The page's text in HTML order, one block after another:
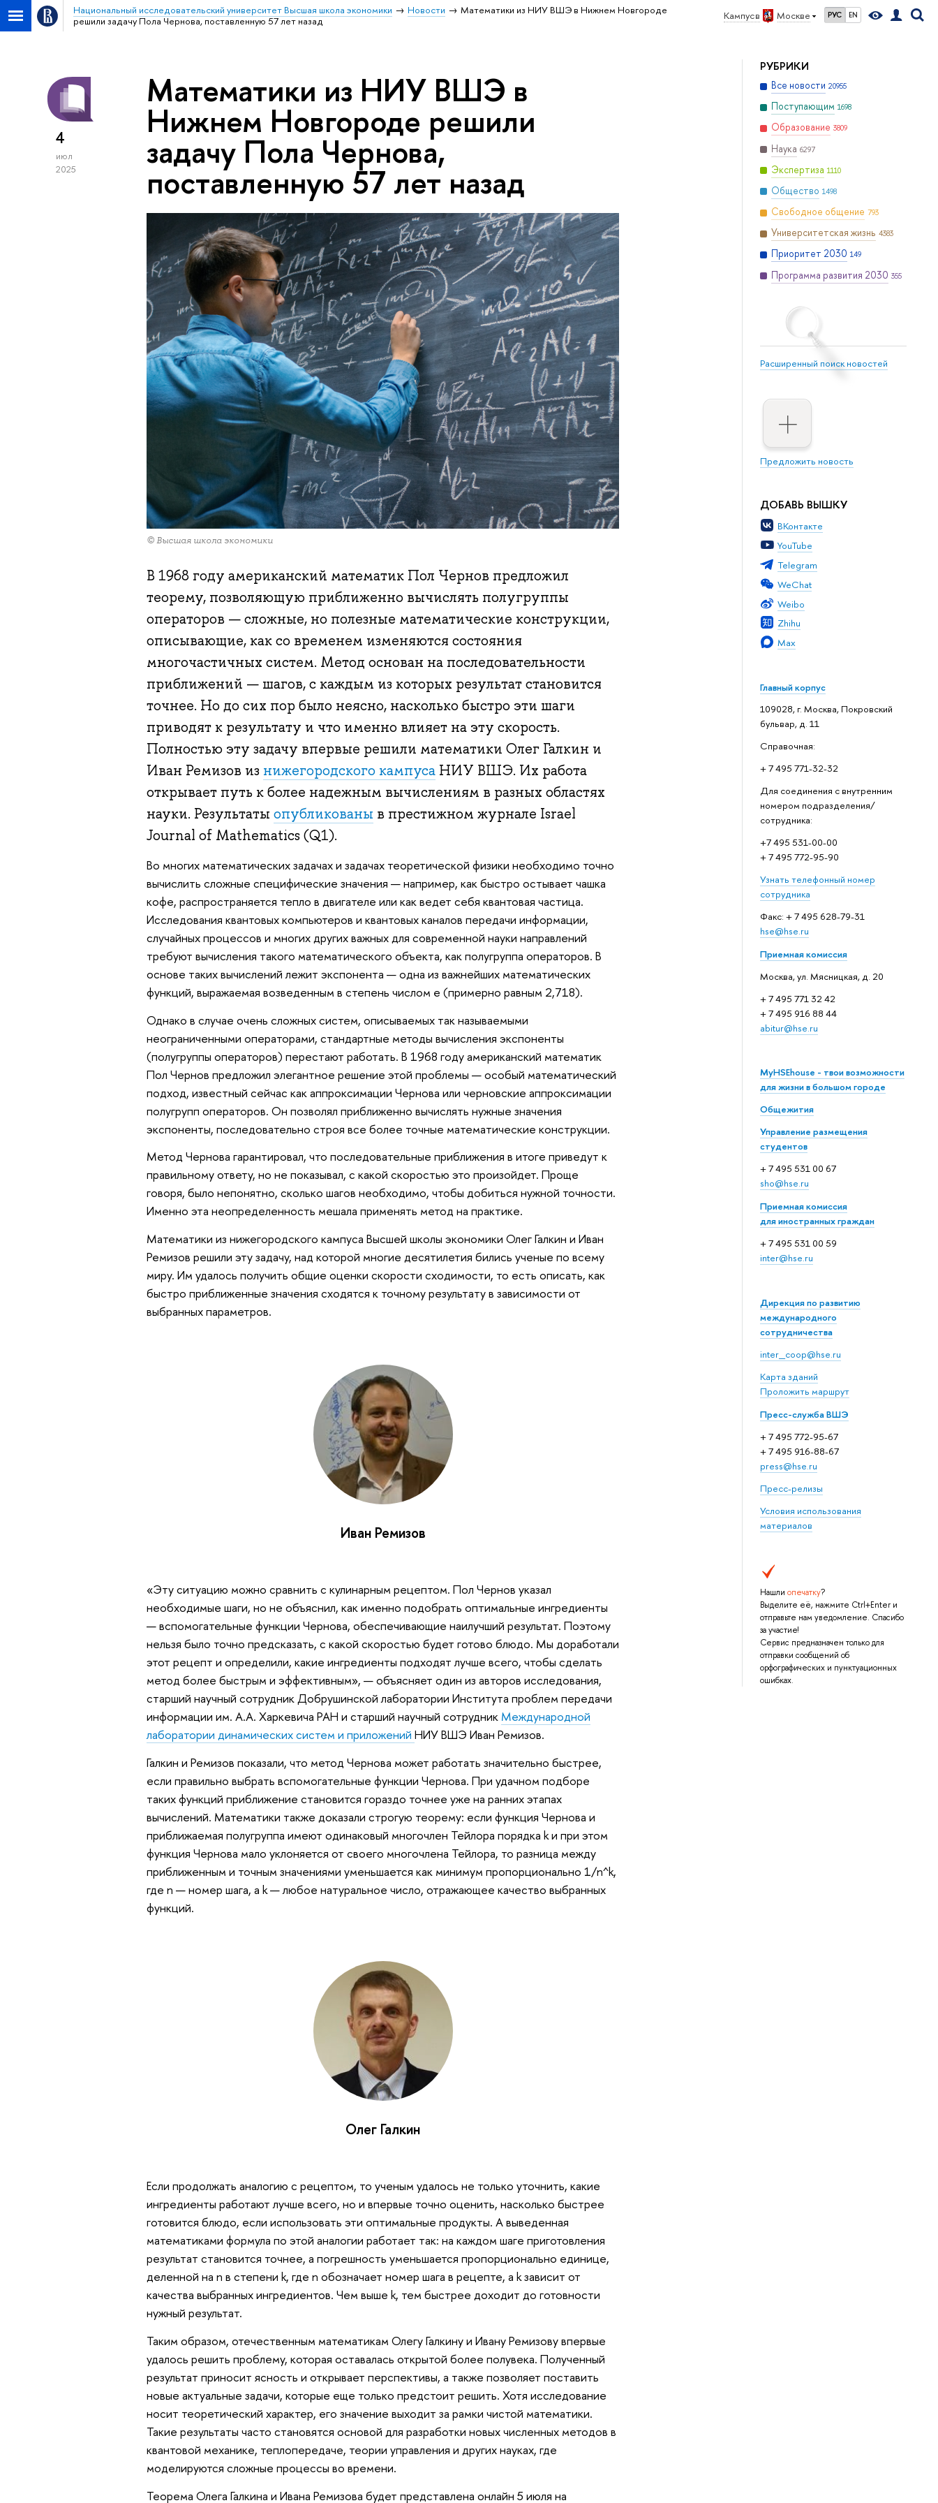
Кампус в Москве РУС EN
Национальный исследовательский университет Высшая школа экономики Новости
Математики из НИУ ВШЭ в Нижнем Новгороде
решили задачу Пола Чернова, поставленную 57 лет назад
РУБРИКИ
Все новости 20955
Поступающим 1698
Образование 3809
Наука 6297
Экспертиза 1110
Общество 1498
Свободное общение 793
Университетская жизнь 4383
Приоритет 2030 149
Программа развития 2030 355
Расширенный поиск новостей
Предложить новость
ДОБАВЬ ВЫШКУ
ВКонтакте
YouTube
Telegram
WeChat
Weibo
Zhihu
Max
Главный корпус
109028, г. Москва, Покровский
бульвар, д. 11
Справочная:
+ 7 495 771-32-32
Для соединения с внутренним
номером подразделения/
сотрудника:
+7 495 531-00-00
+ 7 495 772-95-90
Узнать телефонный номер
сотрудника
Факс: + 7 495 628-79-31
hse@hse.ru
Приемная комиссия
Москва, ул. Мясницкая, д. 20
+ 7 495 771 32 42
+ 7 495 916 88 44
abitur@hse.ru
MyHSEhouse - твои возможности
для жизни в большом городе
Общежития
Управление размещения
студентов
+ 7 495 531 00 67
sho@hse.ru
Приемная комиссия
для иностранных граждан
+ 7 495 531 00 59
inter@hse.ru
Дирекция по развитию
международного
сотрудничества
inter_coop@hse.ru
Карта зданий
Проложить маршрут
Пресс-служба ВШЭ
+ 7 495 772-95-67
+ 7 495 916-88-67
press@hse.ru
Пресс-релизы
Условия использования
материалов
Нашли опечатку?
Выделите её, нажмите Ctrl+Enter и
отправьте нам уведомление. Спасибо
за участие!
Сервис предназначен только для
отправки сообщений об
орфографических и пунктуационных
ошибках.
4
июл
2025
Математики из НИУ ВШЭ в
Нижнем Новгороде решили
задачу Пола Чернова,
поставленную 57 лет назад
© Высшая школа экономики
В 1968 году американский математик Пол Чернов предложил
теорему, позволяющую приближенно вычислять полугруппы
операторов — сложные, но полезные математические конструкции,
описывающие, как со временем изменяются состояния
многочастичных систем. Метод основан на последовательности
приближений — шагов, с каждым из которых результат становится
точнее. Но до сих пор было неясно, насколько быстро эти шаги
приводят к результату и что именно влияет на эту скорость.
Полностью эту задачу впервые решили математики Олег Галкин и
Иван Ремизов из нижегородского кампусаНИУ ВШЭ. Их работа
открывает путь к более надежным вычислениям в разных областях
науки. Результаты опубликованы в престижном журнале Israel
Journal of Mathematics (Q1).
Во многих математических задачах и задачах теоретической физики необходимо точно
вычислить сложные специфические значения — например, как быстро остывает чашка
кофе, распространяется тепло в двигателе или как ведет себя квантовая частица.
Исследования квантовых компьютеров и квантовых каналов передачи информации,
случайных процессов и многих других важных для современной науки направлений
требуют вычисления такого математического объекта, как полугруппа операторов. В
основе таких вычислений лежит экспонента — одна из важнейших математических
функций, выражаемая возведенным в степень числом е (примерно равным 2,718).
Однако в случае очень сложных систем, описываемых так называемыми
неограниченными операторами, стандартные методы вычисления экспоненты
(полугруппы операторов) перестают работать. В 1968 году американский математик
Пол Чернов предложил элегантное решение этой проблемы — особый математический
подход, известный сейчас как аппроксимации Чернова или черновские аппроксимации
полугрупп операторов. Он позволял приближенно вычислять нужные значения
экспоненты, последовательно строя все более точные математические конструкции.
Метод Чернова гарантировал, что последовательные приближения в итоге приведут к
правильному ответу, но не показывал, с какой скоростью это произойдет. Проще
говоря, было непонятно, сколько шагов необходимо, чтобы добиться нужной точности.
Именно эта неопределенность мешала применять метод на практике.
Математики из нижегородского кампуса Высшей школы экономики Олег Галкин и Иван
Ремизов решили эту задачу, над которой многие десятилетия бились ученые по всему
миру. Им удалось получить общие оценки скорости сходимости, то есть описать, как
быстро приближенные значения сходятся к точному результату в зависимости от
выбранных параметров.
Иван Ремизов
«Эту ситуацию можно сравнить с кулинарным рецептом. Пол Чернов указал
необходимые шаги, но не объяснил, как именно подобрать оптимальные ингредиенты
— вспомогательные функции Чернова, обеспечивающие наилучший результат. Поэтому
нельзя было точно предсказать, с какой скоростью будет готово блюдо. Мы доработали
этот рецепт и определили, какие ингредиенты подходят лучше всего, чтобы сделать
метод более быстрым и эффективным», — объясняет один из авторов исследования,
старший научный сотрудник Добрушинской лаборатории Института проблем передачи
информации им. А.А. Харкевича РАН и старший научный сотрудник Международной
лаборатории динамических систем и приложений НИУ ВШЭ Иван Ремизов.
Галкин и Ремизов показали, что метод Чернова может работать значительно быстрее,
если правильно выбрать вспомогательные функции Чернова. При удачном подборе
таких функций приближение становится гораздо точнее уже на ранних этапах
вычислений. Математики также доказали строгую теорему: если функция Чернова и
приближаемая полугруппа имеют одинаковый многочлен Тейлора порядка k и при этом
функция Чернова мало уклоняется от своего многочлена Тейлора, то разница между
приближенным и точным значениями уменьшается как минимум пропорционально 1/n^k,
где n — номер шага, а k — любое натуральное число, отражающее качество выбранных
функций.
Олег Галкин
Если продолжать аналогию с рецептом, то ученым удалось не только уточнить, какие
ингредиенты работают лучше всего, но и впервые точно оценить, насколько быстрее
готовится блюдо, если использовать эти оптимальные продукты. А выведенная
математиками формула по этой аналогии работает так: на каждом шаге приготовления
результат становится точнее, а погрешность уменьшается пропорционально единице,
деленной на n в степени k, где n обозначает номер шага в рецепте, а k зависит от
качества выбранных ингредиентов. Чем выше k, тем быстрее доходит до готовности
нужный результат.
Таким образом, отечественным математикам Олегу Галкину и Ивану Ремизову впервые
удалось решить проблему, которая оставалась открытой более полувека. Полученный
результат приносит ясность и открывает перспективы, а также позволяет поставить
новые актуальные задачи, которые еще только предстоит решить. Хотя исследование
носит теоретический характер, его значение выходит за рамки чистой математики.
Такие результаты часто становятся основой для разработки новых численных методов в
квантовой механике, теплопередаче, теории управления и других науках, где
моделируются сложные процессы во времени.
Теорема Олега Галкина и Ивана Ремизова будет представлена онлайн 5 июля на